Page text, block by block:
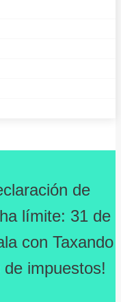
de
límite: 31 de
con Taxando
impuestos!